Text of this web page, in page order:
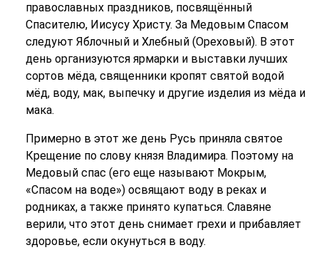
православных праздников, посвящённый
Спасителю, Иисусу Христу. За Медовым Спасом
следуют Яблочный и Хлебный (Ореховый). В этот
день организуются ярмарки и выставки лучших
сортов мёда, священники кропят святой водой
мёд, воду, мак, выпечку и другие изделия из мёда и
мака.
Примерно в этот же день Русь приняла святое
Крещение по слову князя Владимира. Поэтому на
Медовый спас (его еще называют Мокрым,
«Спасом на воде») освящают воду в реках и
родниках, а также принято купаться. Славяне
верили, что этот день снимает грехи и прибавляет
здоровье, если окунуться в воду.